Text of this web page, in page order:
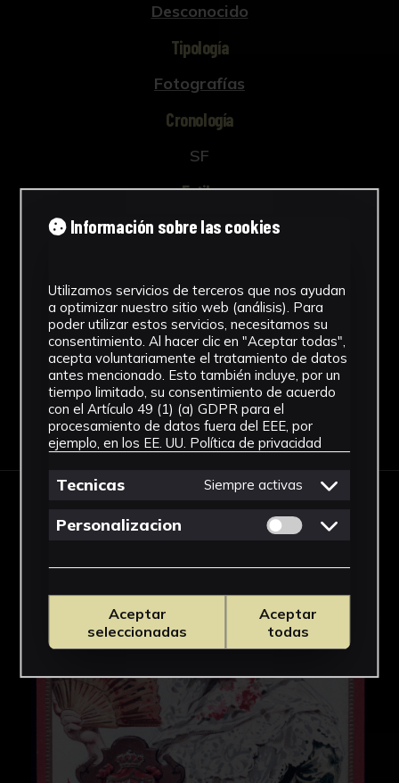
Desconocido
Tipología
Fotografías
Cronología
SF
Estilo
Figuración contemporánea
Fotografía
Ver más
Descargar Ficha
IMÁGENES
Información sobre las cookies
Utilizamos servicios de terceros que nos ayudan
a optimizar nuestro sitio web (análisis). Para
poder utilizar estos servicios, necesitamos su
consentimiento. Al hacer clic en "Aceptar todas",
acepta voluntariamente el tratamiento de datos
antes mencionado. Esto también incluye, por un
tiempo limitado, su consentimiento de acuerdo
con el Artículo 49 (1) (a) GDPR para el
procesamiento de datos fuera del EEE, por
ejemplo, en los EE. UU. Política de privacidad
Tecnicas Siempre activas
Personalizacion Permitir cookies
Aceptar
seleccionadas
Aceptar
todas